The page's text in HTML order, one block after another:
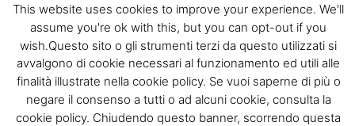
30/03/2020
1 2 3 4 5
SEGUIMI SU FACEBOOK
This website uses cookies to improve your experience. We'll
assume you're ok with this, but you can opt-out if you
wish.Questo sito o gli strumenti terzi da questo utilizzati si
avvalgono di cookie necessari al funzionamento ed utili alle
finalità illustrate nella cookie policy. Se vuoi saperne di più o
negare il consenso a tutti o ad alcuni cookie, consulta la
cookie policy. Chiudendo questo banner, scorrendo questa